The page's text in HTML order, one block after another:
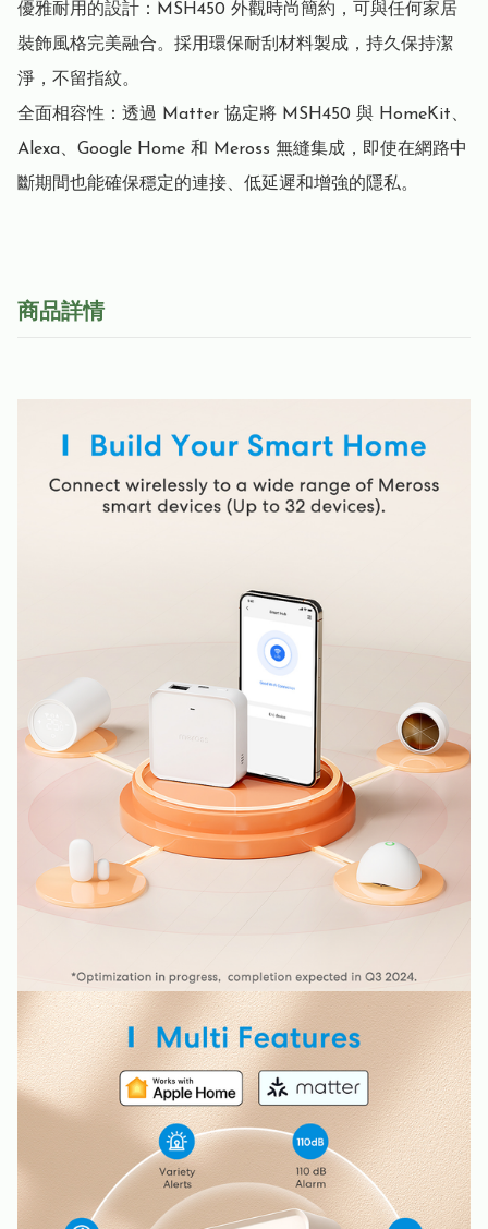
優雅耐用的設計：MSH450 外觀時尚簡約，可與任何家居
裝飾風格完美融合。採用環保耐刮材料製成，持久保持潔
淨，不留指紋。
全面相容性：透過 Matter 協定將 MSH450 與 HomeKit、
Alexa、Google Home 和 Meross 無縫集成，即使在網路中
斷期間也能確保穩定的連接、低延遲和增強的隱私。
商品詳情